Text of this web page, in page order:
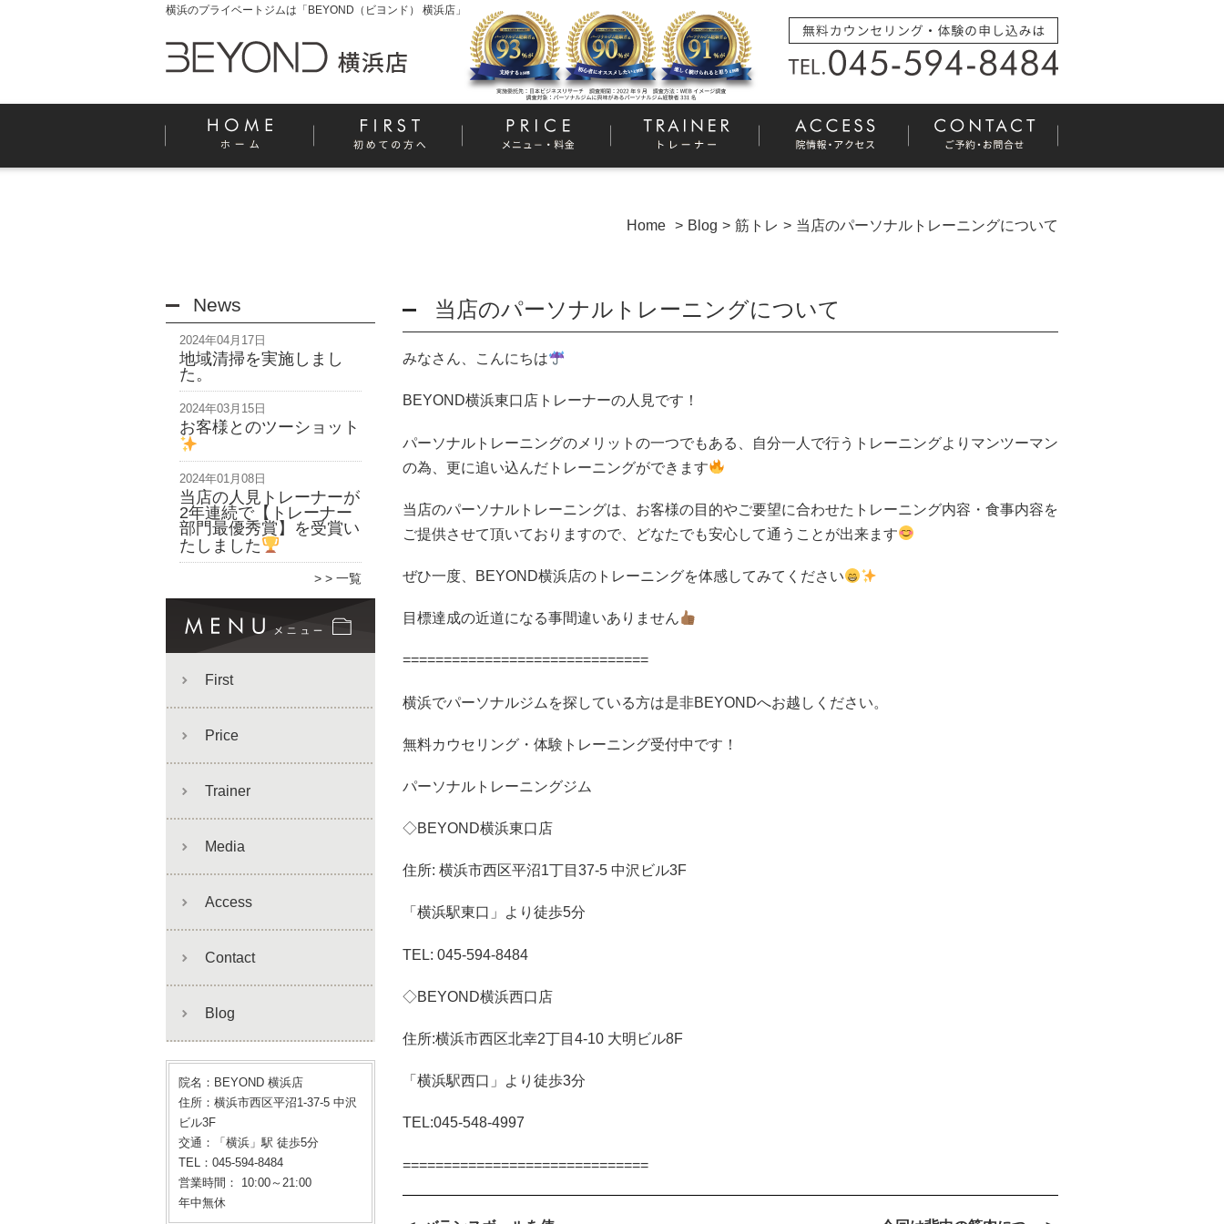
横浜のプライベートジムは「BEYOND（ビヨンド） 横浜店」
Home Blog 筋トレ 当店のパーソナルトレーニングについて
News
2024年04月17日
地域清掃を実施しまし
た。
2024年03月15日
お客様とのツーショット
2024年01月08日
当店の人見トレーナーが
2年連続で【トレーナー
部門最優秀賞】を受賞い
たしました
> 一覧
First
Price
Trainer
Media
Access
Contact
Blog
院名：BEYOND 横浜店
住所：横浜市西区平沼1-37-5 中沢
ビル3F
交通：「横浜」駅 徒歩5分
TEL：045-594-8484
営業時間： 10:00～21:00
年中無休
当店のパーソナルトレーニングについて
みなさん、こんにちは
BEYOND横浜東口店トレーナーの人見です！
パーソナルトレーニングのメリットの一つでもある、自分一人で行うトレーニングよりマンツーマン
の為、更に追い込んだトレーニングができます
当店のパーソナルトレーニングは、お客様の目的やご要望に合わせたトレーニング内容・食事内容を
ご提供させて頂いておりますので、どなたでも安心して通うことが出来ます
ぜひ一度、 BEYOND横浜店のトレーニングを体感してみてください
目標達成の近道になる事間違いありません
==============================
横浜でパーソナルジムを探している方は是非BEYONDへお越しください。
無料カウセリング・体験トレーニング受付中です！
パーソナルトレーニングジム
◇BEYOND横浜東口店
住所: 横浜市西区平沼1丁目 37-5 中沢ビル3F
「横浜駅東口」より徒歩5分
TEL: 045-594-8484
◇BEYOND横浜西口店
住所:横浜市西区北幸2丁目 4-10 大明ビル8F
「横浜駅西口」より徒歩3分
TEL:045-548-4997
==============================